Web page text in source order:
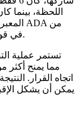
أصل 535.9 مليون ADA في قوة التصويت المعبر عنها.
اتجاه القرار.
يمكن أن يشكل